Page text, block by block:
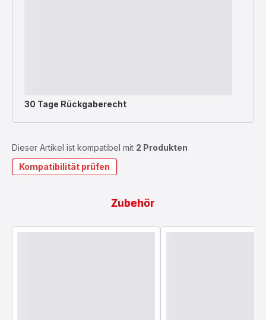
30 Tage Rückgaberecht
Dieser Artikel ist kompatibel mit 2 Produkten
Kompatibilität prüfen
Zubehör